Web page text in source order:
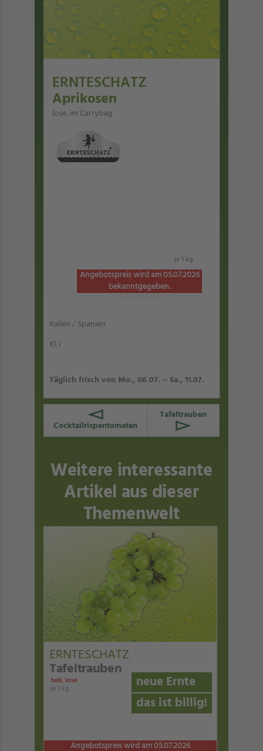
ERNTESCHATZ
Aprikosen
lose, im Carrybag
je 1 kg
Angebotspreis wird am 05.07.2026
bekanntgegeben.
Italien / Spanien
Kl. I
Täglich frisch von Mo., 06.07. – Sa., 11.07.
Cocktailrispentomaten
Tafeltrauben
Weitere interessante
Artikel aus dieser
Themenwelt
neue Ernte
das ist billig!
ERNTESCHATZ
Tafeltrauben
hell, lose
je 1 kg
Angebotspreis wird am 05.07.2026